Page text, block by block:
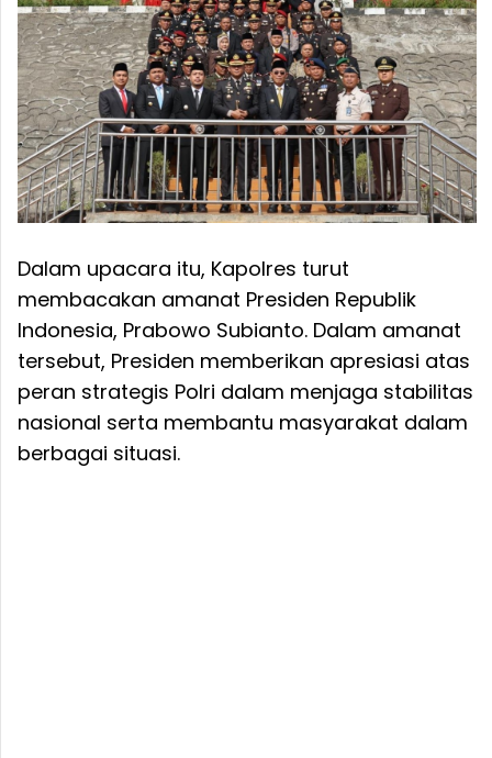
Dalam upacara itu, Kapolres turut
membacakan amanat Presiden Republik
Indonesia, Prabowo Subianto. Dalam amanat
tersebut, Presiden memberikan apresiasi atas
peran strategis Polri dalam menjaga stabilitas
nasional serta membantu masyarakat dalam
berbagai situasi.